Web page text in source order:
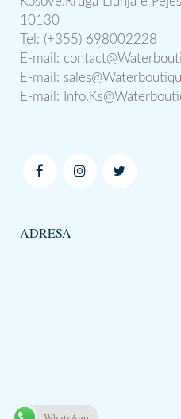
10130
Tel: (+355) 698002228
E-mail:
E-mail:
E-mail:
ADRESA